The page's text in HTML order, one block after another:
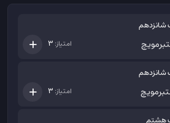
شانزدهم
امتیاز: 3
شانزدهم
امتیاز: 3
هشتم